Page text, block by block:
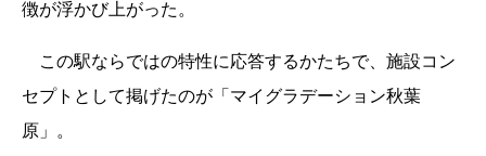
徴が浮かび上がった。
この駅ならではの特性に応答するかたちで、施設コン
セプトとして掲げたのが「マイグラデーション秋葉
原」。